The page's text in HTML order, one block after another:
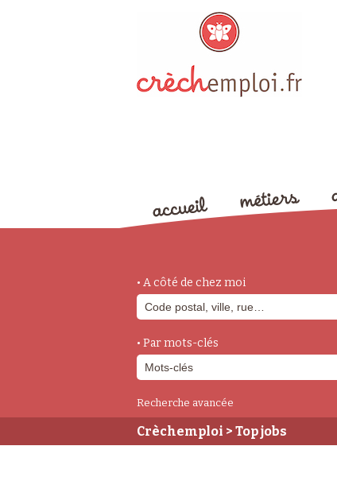
• A côté de chez moi
• Par mots-clés
Recherche avancée
Crèchemploi > Top jobs